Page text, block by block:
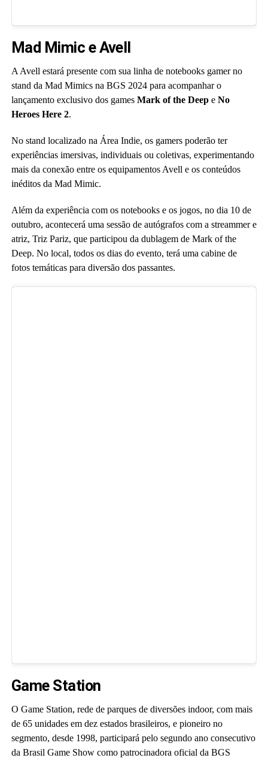
Mad Mimic e Avell
A Avell estará presente com sua linha de notebooks gamer no
stand da Mad Mimics na BGS 2024 para acompanhar o
lançamento exclusivo dos games Mark of the Deepe No
Heroes Here 2.
No stand localizado na Área Indie, os gamers poderão ter
experiências imersivas, individuais ou coletivas, experimentando
mais da conexão entre os equipamentos Avell e os conteúdos
inéditos da Mad Mimic.
Além da experiência com os notebooks e os jogos, no dia 10 de
outubro, acontecerá uma sessão de autógrafos com a streammer e
atriz, Triz Pariz, que participou da dublagem de Mark of the
Deep. No local, todos os dias do evento, terá uma cabine de
fotos temáticas para diversão dos passantes.
Game Station
O Game Station, rede de parques de diversões indoor, com mais
de 65 unidades em dez estados brasileiros, e pioneiro no
segmento, desde 1998, participará pelo segundo ano consecutivo
da Brasil Game Show como patrocinadora oficial da BGS